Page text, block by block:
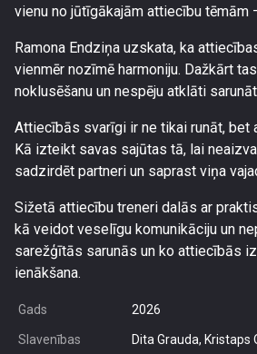
vienu no jūtīgākajām attiecību tēmām
Ramona Endziņa uzskata, ka
vienmēr nozīmē harmoniju. Dažkārt
noklusēšanu un nespēju atklāti
Attiecībās svarīgi ir ne tikai runāt, bet
Kā izteikt savas sajūtas tā, lai
sadzirdēt partneri un saprast viņa
Sižetā attiecību treneri dalās ar
kā veidot veselīgu komunikāciju un
sarežģītās sarunās un ko attiecībās
ienākšana.
Gads 2026
Slavenības Dita Grauda, Kristaps